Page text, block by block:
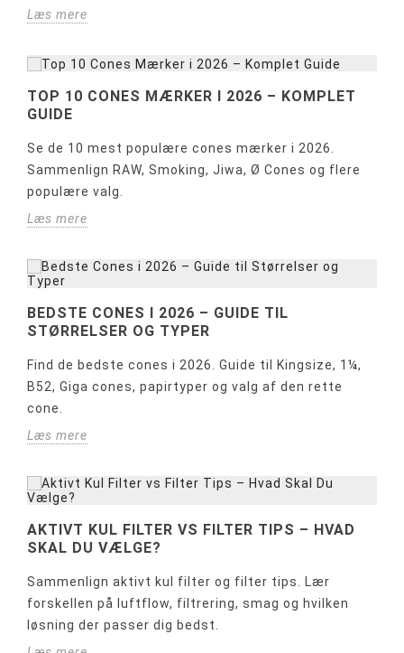
Læs mere
TOP 10 CONES MÆRKER I 2026 – KOMPLET
GUIDE
Se de 10 mest populære cones mærker i 2026.
Sammenlign RAW, Smoking, Jiwa, Ø Cones og flere
populære valg.
Læs mere
BEDSTE CONES I 2026 – GUIDE TIL
STØRRELSER OG TYPER
Find de bedste cones i 2026. Guide til Kingsize, 1¼,
B52, Giga cones, papirtyper og valg af den rette
cone.
Læs mere
AKTIVT KUL FILTER VS FILTER TIPS – HVAD
SKAL DU VÆLGE?
Sammenlign aktivt kul filter og filter tips. Lær
forskellen på luftflow, filtrering, smag og hvilken
løsning der passer dig bedst.